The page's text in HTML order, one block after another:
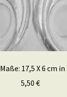
17,5 X 6 cm
5,50 €